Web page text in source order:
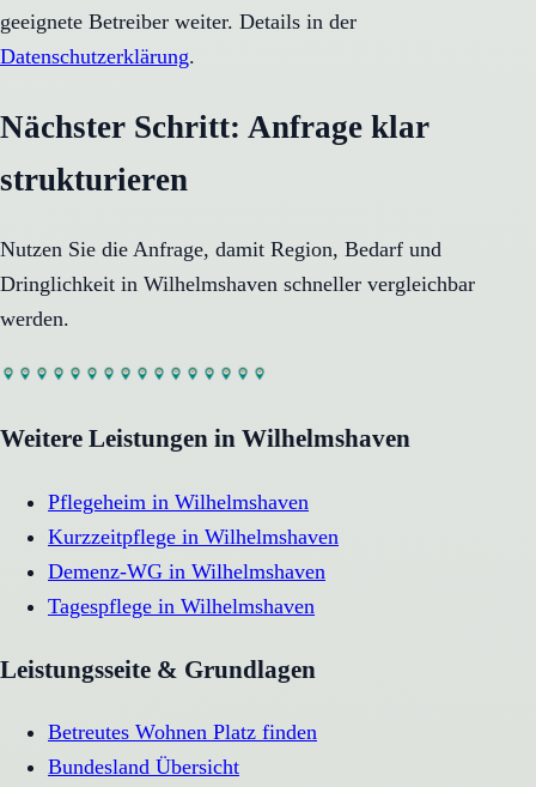
geeignete Betreiber weiter. Details in der
Datenschutzerklärung.
Nächster Schritt: Anfrage klar
strukturieren
Nutzen Sie die Anfrage, damit Region, Bedarf und
Dringlichkeit in Wilhelmshaven schneller vergleichbar
werden.
Weitere Leistungen in Wilhelmshaven
Pflegeheim in Wilhelmshaven
Kurzzeitpflege in Wilhelmshaven
Demenz-WG in Wilhelmshaven
Tagespflege in Wilhelmshaven
Leistungsseite & Grundlagen
Betreutes Wohnen Platz finden
Bundesland Übersicht